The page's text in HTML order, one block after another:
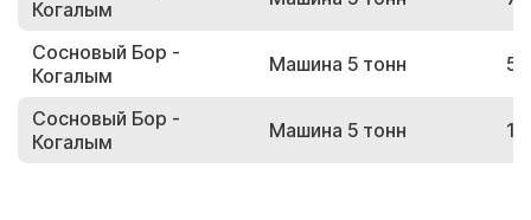
Когалым
Сосновый Бор -
Когалым
Машина 5 тонн
Сосновый Бор -
Когалым
Машина 5 тонн